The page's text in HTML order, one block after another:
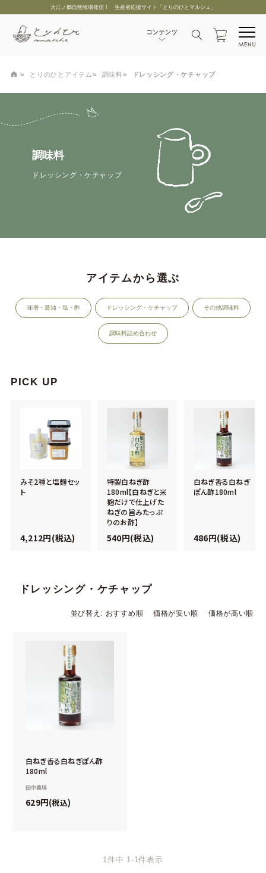
大江ノ郷自然牧場発信！ 生産者応援サイト「とりのひとマルシェ」
とりのひとアイテム 調味料 ドレッシング・ケチャップ
調味料
ドレッシング・ケチャップ
アイテムから選ぶ
味噌・醤油・塩・酢 ドレッシング・ケチャップ その他調味料
調味料詰め合わせ
PICK UP
みそ2種と塩麹セッ
ト
4,212円(税込)
特製白ねぎ酢
180ml【白ねぎと米
麹だけで仕上げた
ねぎの旨みたっぷ
りのお酢】
540円(税込)
白ねぎ香る白ねぎ
ぽん酢180ml
486円(税込)
ドレッシング・ケチャップ
並び替え おすすめ順 価格が安い順 価格が高い順
白ねぎ香る白ねぎぽん酢
180ml
田中農場
629 税込
1件中 1 -1件表示